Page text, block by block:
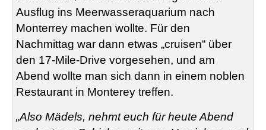
Ausflug ins Meerwasseraquarium nach
Monterrey machen wollte. Für den
Nachmittag war dann etwas „cruisen“ über
den 17-Mile-Drive vorgesehen, und am
Abend wollte man sich dann in einem noblen
Restaurant in Monterey treffen.
„Also Mädels, nehmt euch für heute Abend